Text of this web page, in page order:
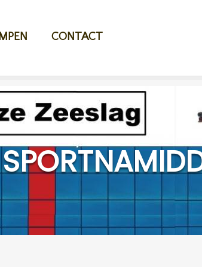
CONTACT